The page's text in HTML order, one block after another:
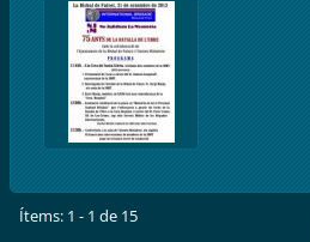
Ítems: 1 - 1 de 15